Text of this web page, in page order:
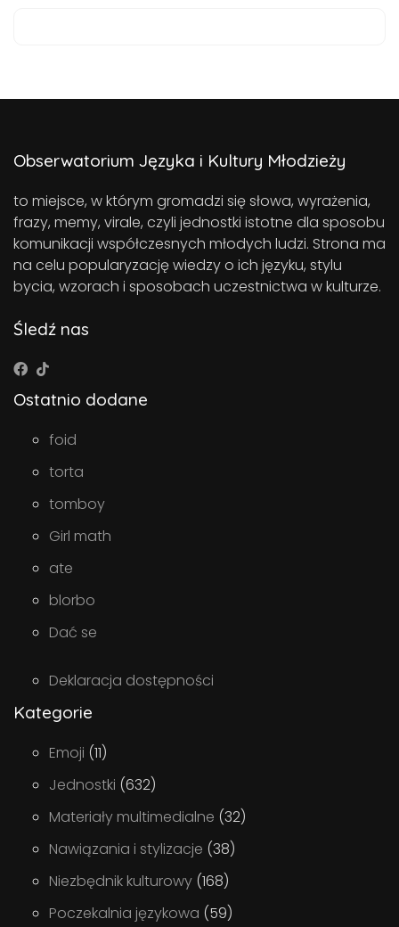
Obserwatorium Języka i Kultury Młodzieży
to miejsce, w którym gromadzi się słowa, wyrażenia,
frazy, memy, virale, czyli jednostki istotne dla sposobu
komunikacji współczesnych młodych ludzi. Strona ma
na celu popularyzację wiedzy o ich języku, stylu
bycia, wzorach i sposobach uczestnictwa w kulturze.
Śledź nas
Ostatnio dodane
foid
torta
tomboy
Girl math
ate
blorbo
Dać se
Deklaracja dostępności
Kategorie
Emoji (11)
Jednostki (632)
Materiały multimedialne (32)
Nawiązania i stylizacje (38)
Niezbędnik kulturowy (168)
Poczekalnia językowa (59)